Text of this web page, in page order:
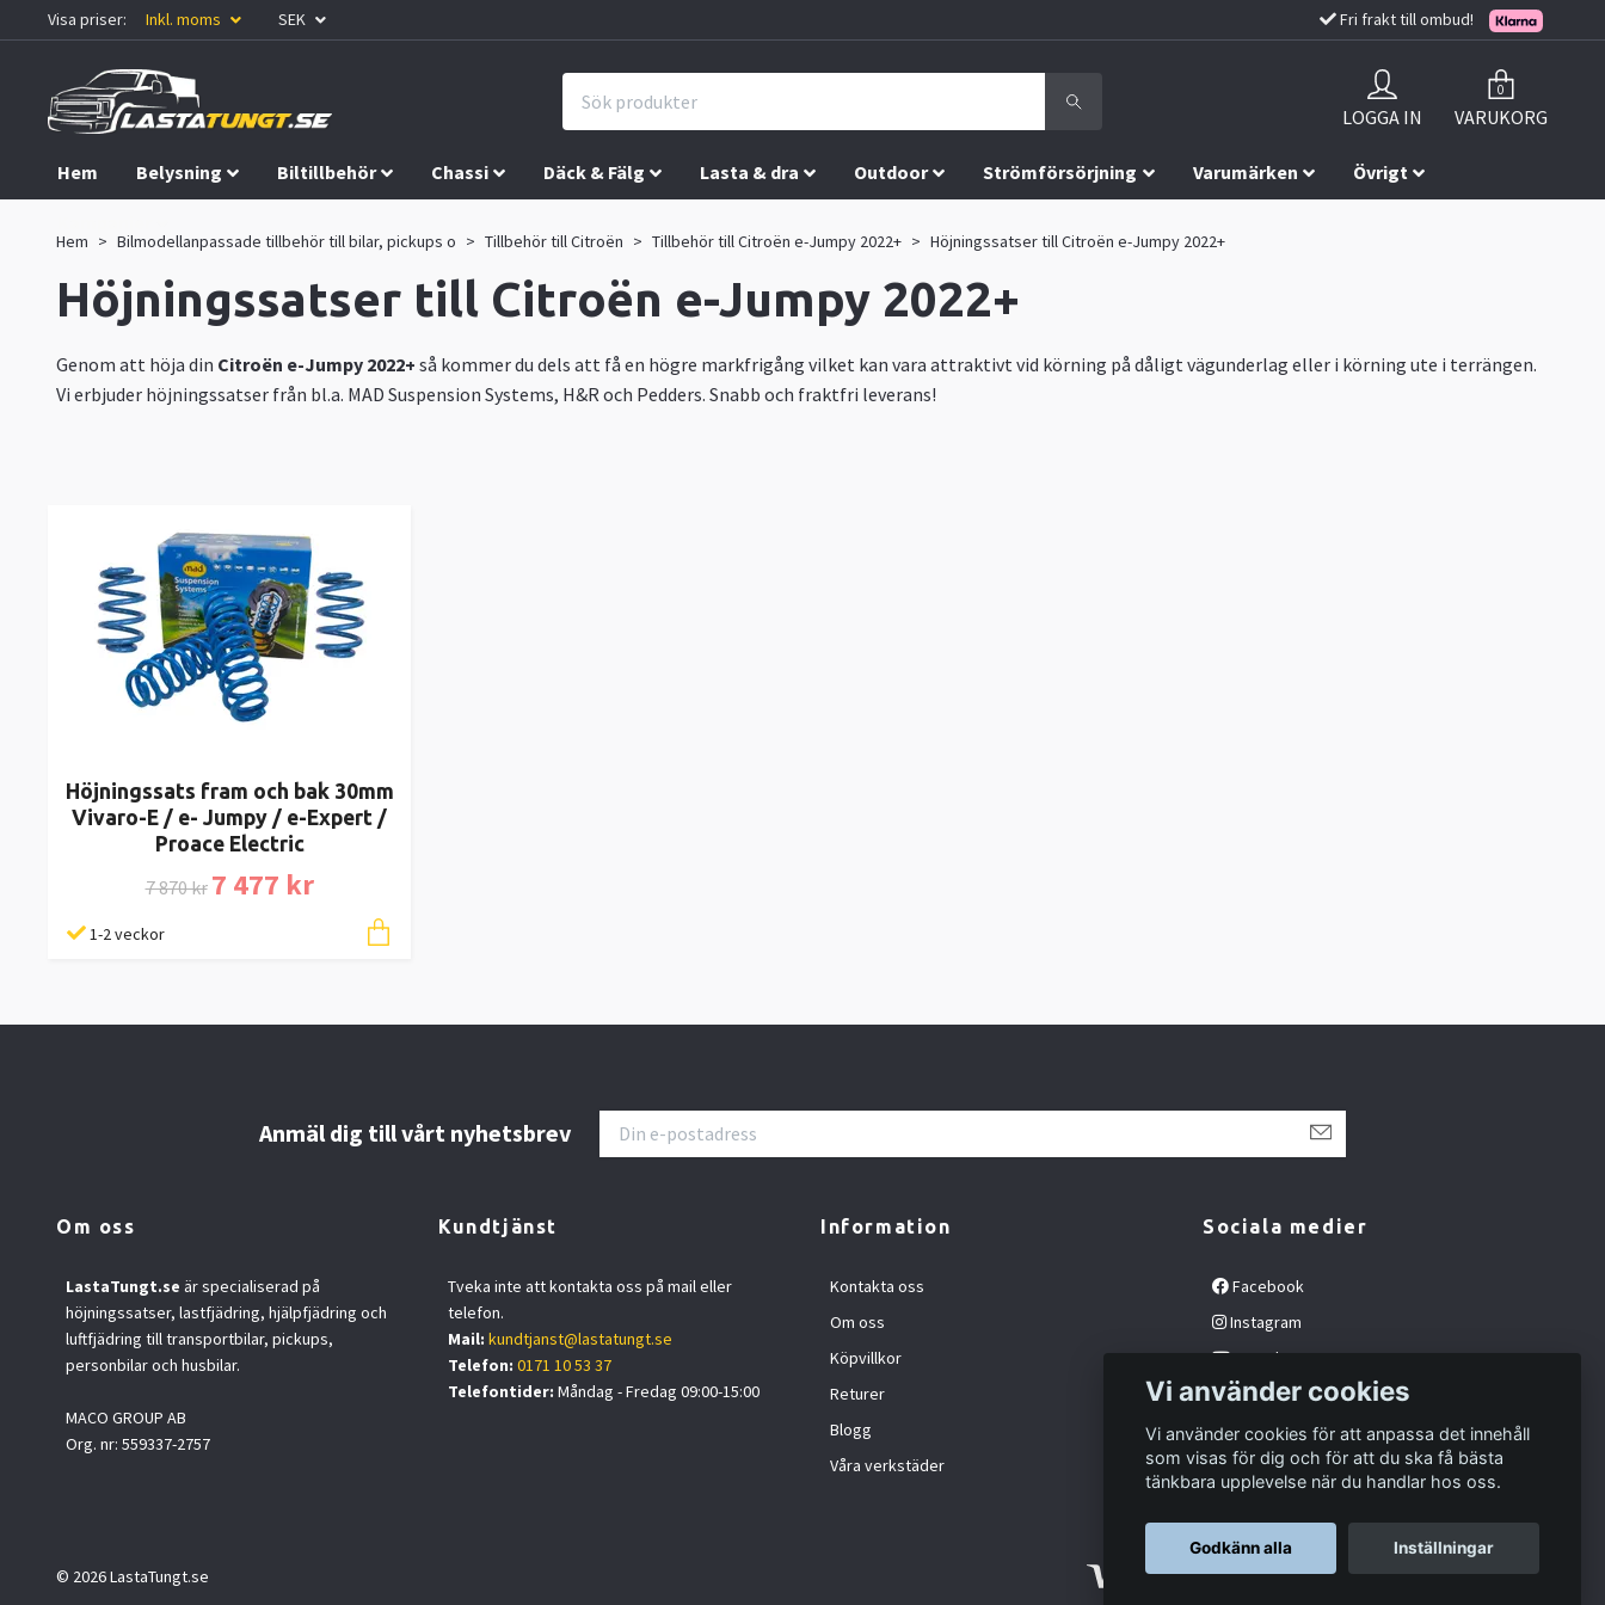
Visa priser: Inkl. moms SEK Fri frakt till ombud!
LOGGA IN
0
VARUKORG
Hem Belysning Biltillbehör Chassi Däck & Fälg Lasta & dra Outdoor Strömförsörjning Varumärken Övrigt
Hem Bilmodellanpassade tillbehör till bilar, pickups o Tillbehör till Citroën Tillbehör till Citroën e-Jumpy 2022+ Höjningssatser till Citroën e-Jumpy 2022+
Höjningssatser till Citroën e-Jumpy 2022+
Genom att höja din Citroën e-Jumpy 2022+ så kommer du dels att få en högre markfrigång vilket kan vara attraktivt vid körning på dåligt vägunderlag eller i körning ute i terrängen.
Vi erbjuder höjningssatser från bl.a. MAD Suspension Systems, H&R och Pedders. Snabb och fraktfri leverans!
Höjningssats fram och bak 30mm
Vivaro-E / e- Jumpy / e-Expert /
Proace Electric
7 870 kr 7 477 kr
1-2 veckor
Anmäl dig till vårt nyhetsbrev
Om oss
LastaTungt.se är specialiserad på
höjningssatser, lastfjädring, hjälpfjädring och
luftfjädring till transportbilar, pickups,
personbilar och husbilar.
MACO GROUP AB
Org. nr: 559337-2757
Kundtjänst
Tveka inte att kontakta oss på mail eller
telefon.
Mail: kundtjanst@lastatungt.se
Telefon: 0171 10 53 37
Telefontider: Måndag - Fredag 09:00-15:00
Information
Kontakta oss
Om oss
Köpvillkor
Returer
Blogg
Våra verkstäder
Sociala medier
Facebook
Instagram
YouTube
© 2026 LastaTungt.se
Vi använder cookies
Vi använder cookies för att anpassa det innehåll
som visas för dig och för att du ska få bästa
tänkbara upplevelse när du handlar hos oss.
Godkänn alla Inställningar